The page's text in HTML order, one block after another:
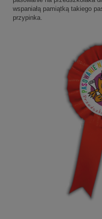
wspaniałą pamiątką takiego
przypinka.